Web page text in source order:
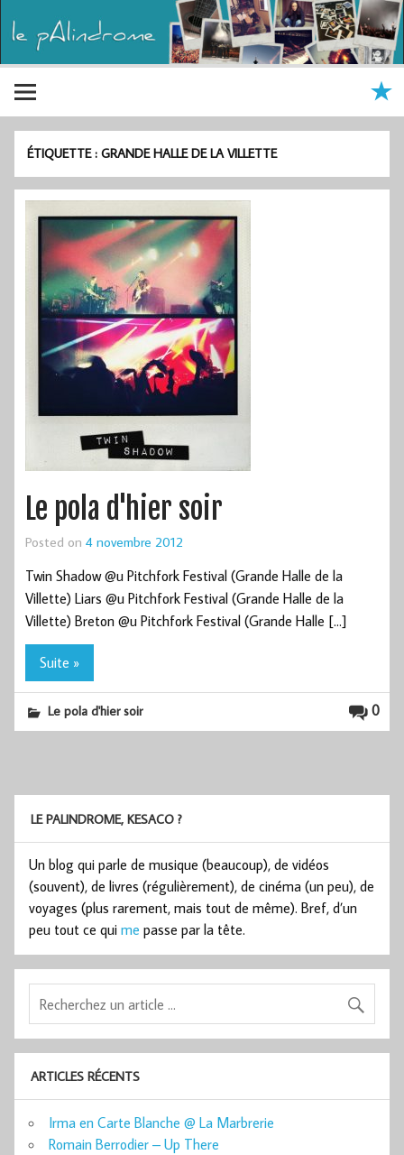
ÉTIQUETTE :GRANDE HALLE DE LA VILLETTE
Le pola d'hier soir
Posted on 4 novembre 2012
Twin Shadow @u Pitchfork Festival (Grande Halle de la
Villette) Liars @u Pitchfork Festival (Grande Halle de la
Villette) Breton @u Pitchfork Festival (Grande Halle […]
Suite »
0
Le pola d'hier soir
LE PALINDROME, KESACO ?
Un blog qui parle de musique (beaucoup), de vidéos
(souvent), de livres (régulièrement), de cinéma (un peu), de
voyages (plus rarement, mais tout de même). Bref, d’un
peu tout ce qui me passe par la tête.
ARTICLES RÉCENTS
Irma en Carte Blanche @ La Marbrerie
Romain Berrodier – Up There